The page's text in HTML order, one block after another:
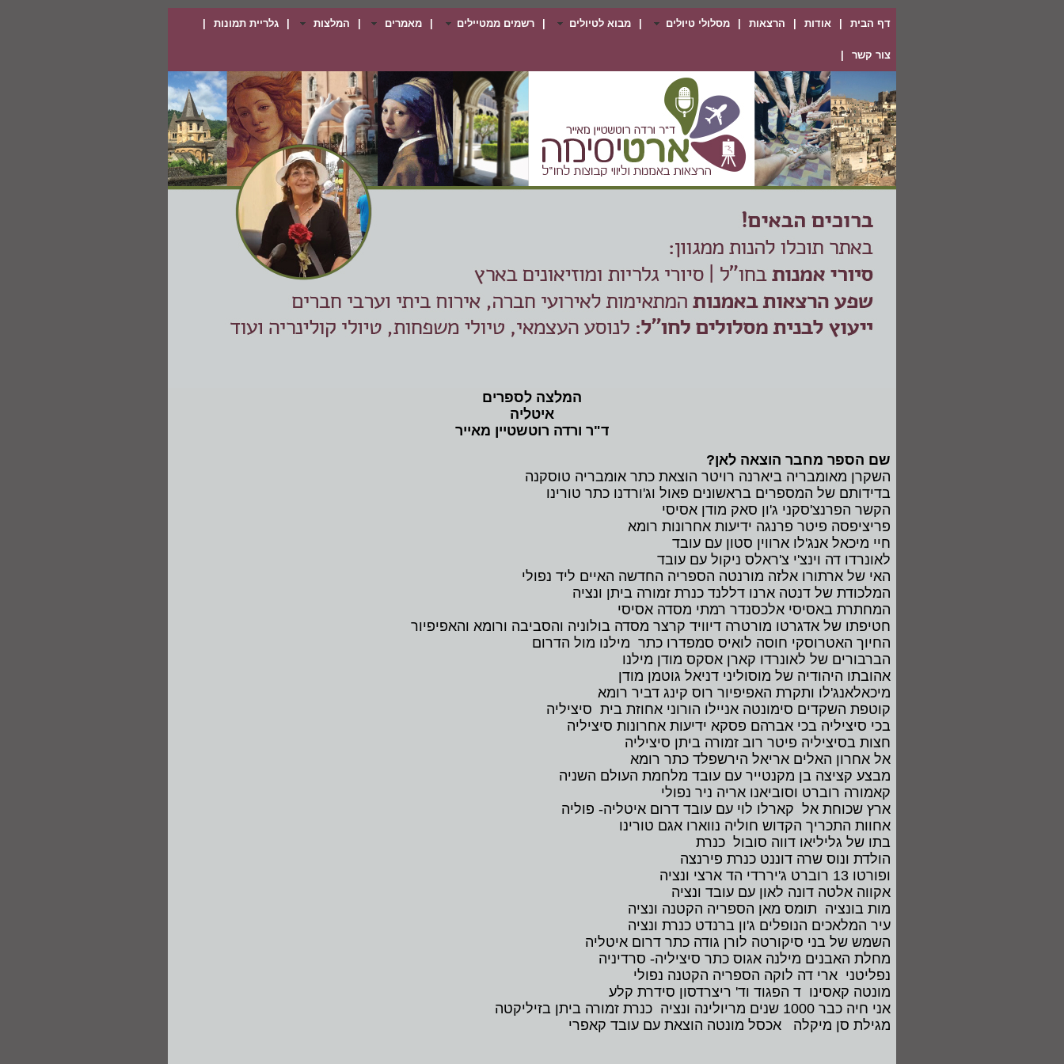
דף הבית אודות הרצאות מסלולי טיולים מבוא לטיולים רשמים ממטיילים מאמרים המלצות גלריית תמונות
צור קשר
המלצה לספרים
איטליה
ד"ר ורדה רוטשטיין מאייר
שם הספר מחבר הוצאה לאן?
השקרן מאומבריה ביארנה רויטר הוצאת כתר אומבריה טוסקנה
בדידותם של המספרים בראשונים פאול וג'ורדנו כתר טורינו
הקשר הפרנצ'סקני ג'ון סאק מודן אסיסי
פריציפסה פיטר פרנגה ידיעות אחרונות רומא
חיי מיכאל אנג'לו ארווין סטון עם עובד
לאונרדו דה וינצ'י צ'ראלס ניקול עם עובד
האי של ארתורו אלזה מורנטה הספריה החדשה האיים ליד נפולי
המלכודת של דנטה ארנו דללנד כנרת זמורה ביתן ונציה
המחתרת באסיסי אלכסנדר רמתי מסדה אסיסי
חטיפתו של אדגרטו מורטרה דיוויד קרצר מסדה בולוניה והסביבה ורומא והאפיפיור
החיוך האטרוסקי חוסה לואיס סמפדרו כתר מילנו מול הדרום
הברבורים של לאונרדו קארן אסקס מודן מילנו
אהובתו היהודיה של מוסוליני דניאל גוטמן מודן
מיכאלאנג'לו ותקרת האפיפיור רוס קינג דביר רומא
קוטפת השקדים סימונטה אניילו הורוני אחוזת בית סיציליה
בכי סיציליה בכי אברהם פסקא ידיעות אחרונות סיציליה
חצות בסיציליה פיטר רוב זמורה ביתן סיציליה
אל אחרון האלים אריאל הירשפלד כתר רומא
מבצע קציצה בן מקנטייר עם עובד מלחמת העולם השניה
קאמורה רוברט וסוביאנו אריה ניר נפולי
ארץ שכוחת אל קארלו לוי עם עובד דרום איטליה- פוליה
אחוות התכריך הקדוש חוליה נווארו אגם טורינו
בתו של גליליאו דווה סובול כנרת
הולדת ונוס שרה דוננט כנרת פירנצה
ופורטו 13 רוברט ג'יררדי הד ארצי ונציה
אקווה אלטה דונה לאון עם עובד ונציה
מות בונציה תומס מאן הספריה הקטנה ונציה
עיר המלאכים הנופלים ג'ון ברנדט כנרת ונציה
השמש של בני סיקורטה לורן גודה כתר דרום איטליה
מחלת האבנים מילנה אגוס כתר סיציליה- סרדיניה
נפליטני ארי דה לוקה הספריה הקטנה נפולי
מונטה קאסינו ד הפגוד וד' ריצרדסון סידרת קלע
אני חיה כבר 1000 שנים מריולינה ונציה כנרת זמורה ביתן בזיליקטה
מגילת סן מיקלה אכסל מונטה הוצאת עם עובד קאפרי